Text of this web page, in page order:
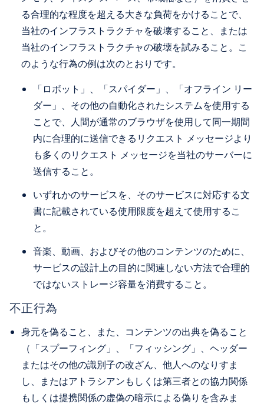
る合理的な程度を超える大きな負荷をかけることで、
当社のインフラストラクチャを破壊すること、または
当社のインフラストラクチャの破壊を試みること。こ
のような行為の例は次のとおりです。
「ロボット」、「スパイダー」、「オフライン リー
ダー」、その他の自動化されたシステムを使用する
ことで、人間が通常のブラウザを使用して同一期間
内に合理的に送信できるリクエスト メッセージより
も多くのリクエスト メッセージを当社のサーバーに
送信すること。
いずれかのサービスを、そのサービスに対応する文
書に記載されている使用限度を超えて使用するこ
と。
音楽、動画、およびその他のコンテンツのために、
サービスの設計上の目的に関連しない方法で合理的
ではないストレージ容量を消費すること。
不正行為
身元を偽ること、また、コンテンツの出典を偽ること
（「スプーフィング」、「フィッシング」、ヘッダー
またはその他の識別子の改ざん、他人へのなりすま
し、またはアトラシアンもしくは第三者との協力関係
もしくは提携関係の虚偽の暗示による偽りを含みま